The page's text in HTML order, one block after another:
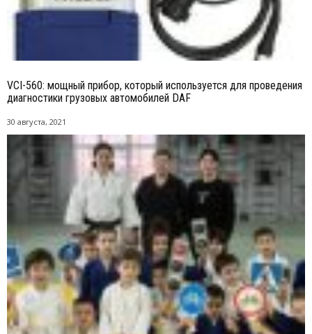
VCI-560: мощный прибор, который используется для проведения
диагностики грузовых автомобилей DAF
30 августа, 2021